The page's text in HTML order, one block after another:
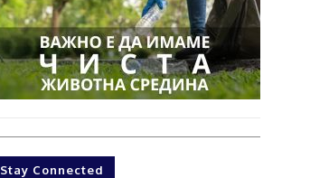
Stay Connected